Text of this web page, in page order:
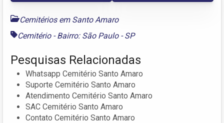
Cemitérios em Santo Amaro
Cemitério - Bairro: São Paulo - SP
Pesquisas Relacionadas
Whatsapp Cemitério Santo Amaro
Suporte Cemitério Santo Amaro
Atendimento Cemitério Santo Amaro
SAC Cemitério Santo Amaro
Contato Cemitério Santo Amaro